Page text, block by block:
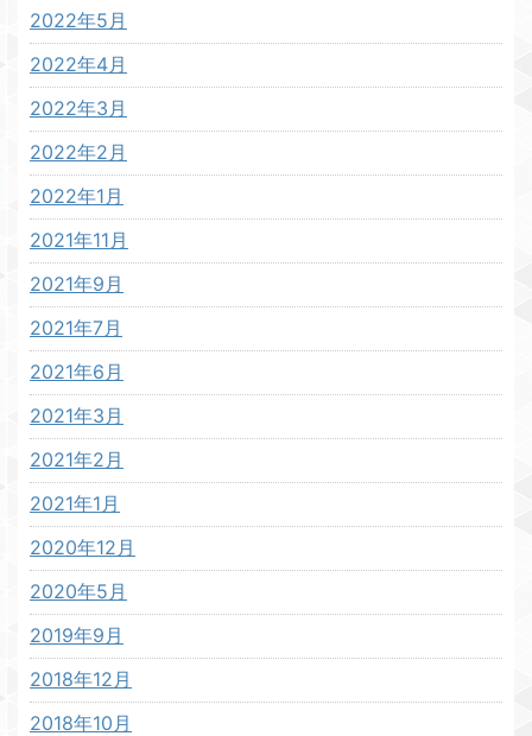
2022年5月
2022年4月
2022年3月
2022年2月
2022年1月
2021年11月
2021年9月
2021年7月
2021年6月
2021年3月
2021年2月
2021年1月
2020年12月
2020年5月
2019年9月
2018年12月
2018年10月